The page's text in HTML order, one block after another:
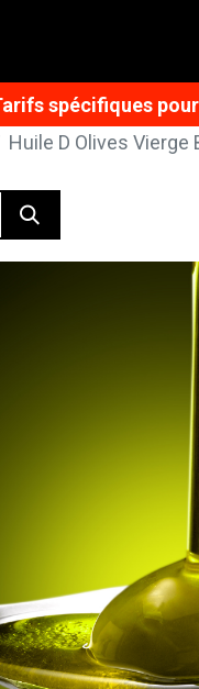
spécifiques
Huile D Olives Vierge